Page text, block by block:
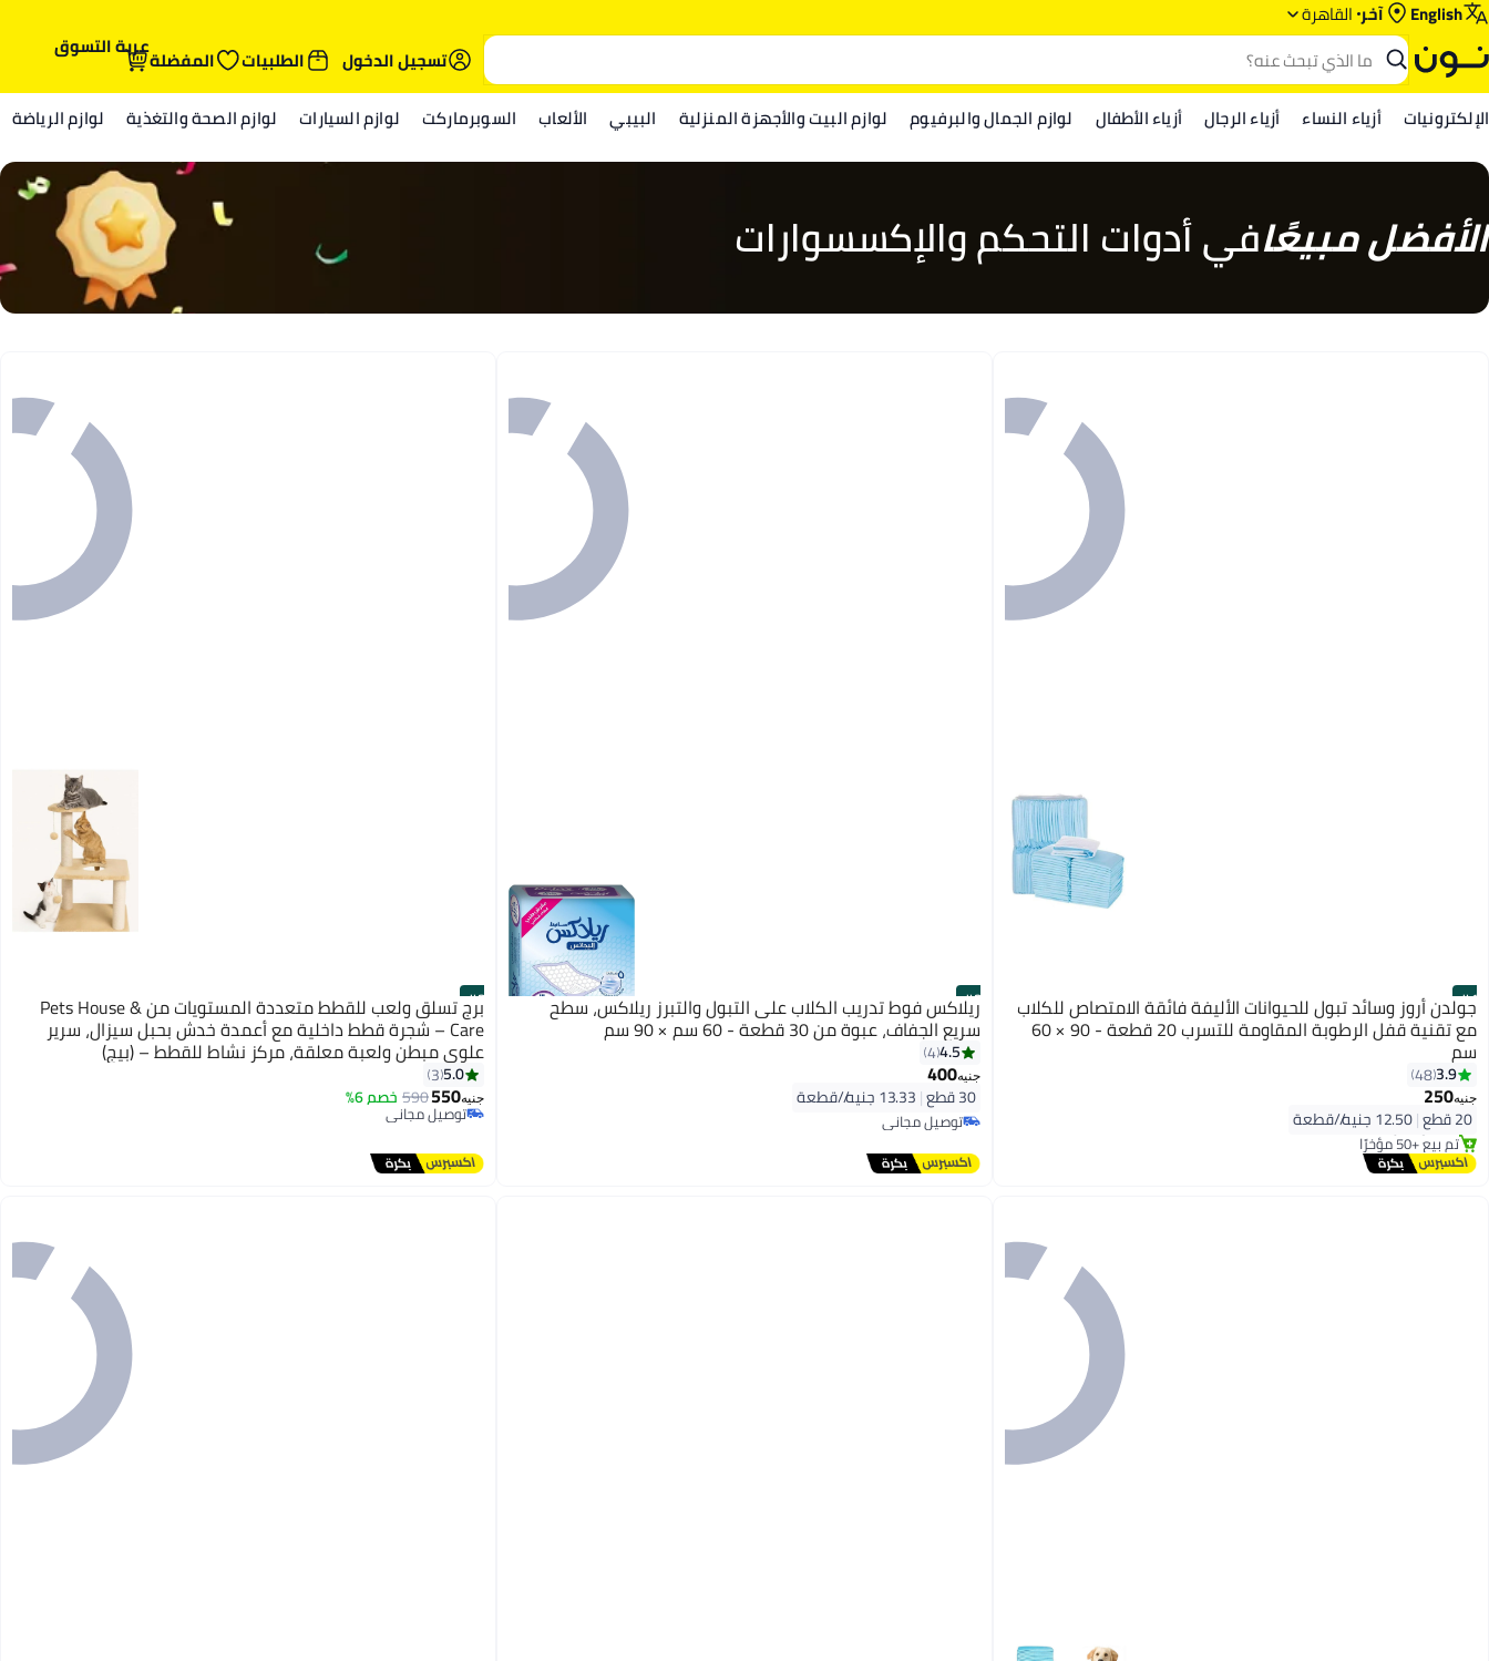
English آخر القاهرة
تسجيل الدخول
الطلبيات المفضلةعربة التسوق
الإلكترونيات أزياء النساء أزياء الرجال أزياء الأطفال لوازم الجمال والبرفيوم لوازم البيت والأجهزة المنزلية البيبي الألعاب السوبرماركت لوازم السيارات لوازم الصحة والتغذية لوازم الرياضة
الأفضل مبيعًافي أدوات التحكم والإكسسوارات
#1
جولدن أروز وسائد تبول للحيوانات الأليفة فائقة الامتصاص للكلاب
مع تقنية قفل الرطوبة المقاومة للتسرب 20 قطعة - 90 × 60
سم
3.9
48
جنيه250
20 قطع |
توصيل مجاني
بتخلّص بسرعة
تم بيع +50 مؤخرًا
توصيل مجاني
#2
ريلاكس فوط تدريب الكلاب على التبول والتبرز ريلاكس، سطح
سريع الجفاف، عبوة من 30 قطعة - 60 سم × 90 سم
4.5
4
جنيه400
30 قطع |
توصيل مجاني
توصيل مجاني
#3 برج تسلق ولعب للقطط متعددة المستويات من Pets House &
Care – شجرة قطط داخلية مع أعمدة خدش بحبل سيزال، سرير
علوي مبطن ولعبة معلقة، مركز نشاط للقطط – (بيج)
5.0
3
جنيه550
590 خصم 6%
توصيل مجاني
توصيل مجاني